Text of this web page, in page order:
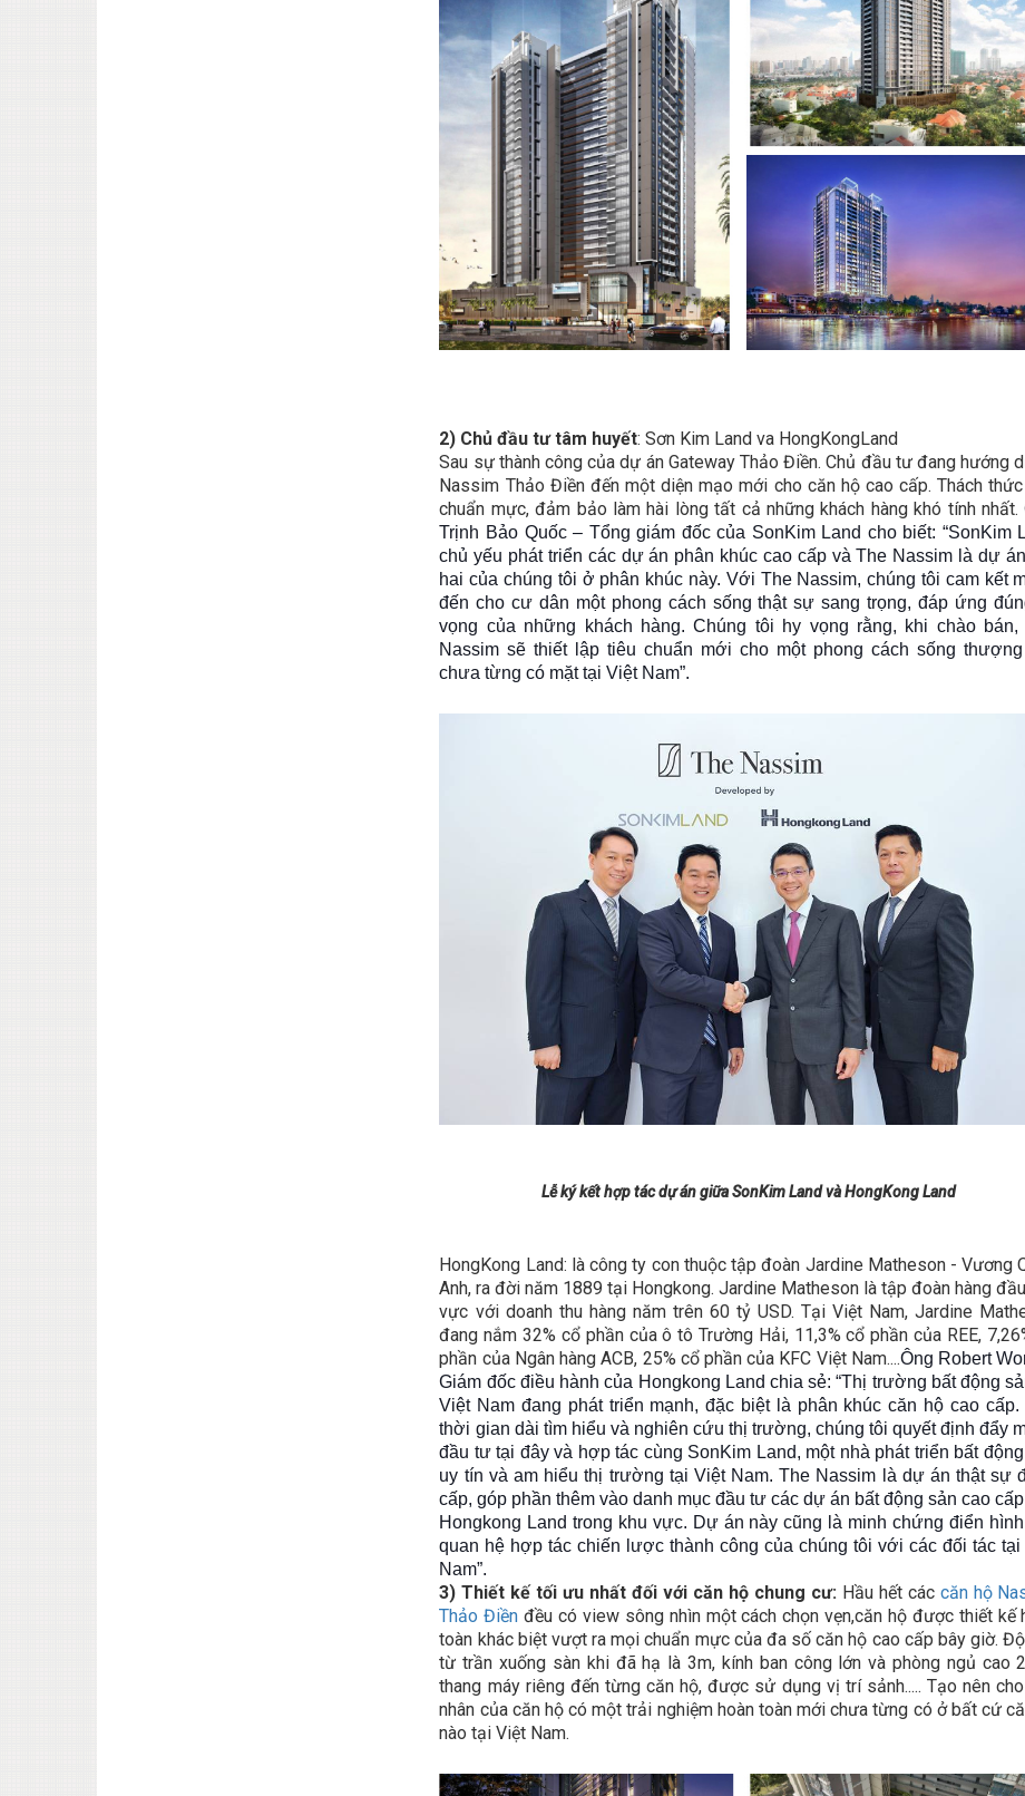
2) Chủ đầu tư tâm huyết: Sơn Kim Land va HongKongLand
Sau sự thành công của dự án Gateway Thảo Điền. Chủ đầu tư đang hướng
Nassim Thảo Điền đến một diện mạo mới cho căn hộ cao cấp. Thách
chuẩn mực, đảm bảo làm hài lòng tất cả những khách hàng khó tính nhất.
Trịnh Bảo Quốc – Tổng giám đốc của SonKim Land cho biết: “SonKim
chủ yếu phát triển các dự án phân khúc cao cấp và The Nassim là dự
hai của chúng tôi ở phân khúc này. Với The Nassim, chúng tôi cam kết
đến cho cư dân một phong cách sống thật sự sang trọng, đáp ứng
vọng của những khách hàng. Chúng tôi hy vọng rằng, khi chào bán,
Nassim sẽ thiết lập tiêu chuẩn mới cho một phong cách sống
chưa từng có mặt tại Việt Nam”.
Lễ ký kết hợp tác dự án giữa SonKim Land và HongKong Land
HongKong Land: là công ty con thuộc tập đoàn Jardine Matheson - Vương
Anh, ra đời năm 1889 tại Hongkong. Jardine Matheson là tập đoàn hàng
vực với doanh thu hàng năm trên 60 tỷ USD. Tại Việt Nam, Jardine
đang nắm 32% cổ phần của ô tô Trường Hải, 11,3% cổ phần của REE,
phần của Ngân hàng ACB, 25% cổ phần của KFC Việt Nam....Ông Robert
Giám đốc điều hành của Hongkong Land chia sẻ: “Thị trường bất động
Việt Nam đang phát triển mạnh, đặc biệt là phân khúc căn hộ cao cấp.
thời gian dài tìm hiểu và nghiên cứu thị trường, chúng tôi quyết định đẩy
đầu tư tại đây và hợp tác cùng SonKim Land, một nhà phát triển bất
uy tín và am hiểu thị trường tại Việt Nam. The Nassim là dự án thật sự
cấp, góp phần thêm vào danh mục đầu tư các dự án bất động sản cao
Hongkong Land trong khu vực. Dự án này cũng là minh chứng điển
quan hệ hợp tác chiến lược thành công của chúng tôi với các đối tác tại
Nam”.
3) Thiết kế tối ưu nhất đối với căn hộ chung cư:Hầu hết các căn hộ
Thảo Điền đều có view sông nhìn một cách chọn vẹn,căn hộ được thiết kế
toàn khác biệt vượt ra mọi chuẩn mực của đa số căn hộ cao cấp bây giờ.
từ trần xuống sàn khi đã hạ là 3m, kính ban công lớn và phòng ngủ cao
thang máy riêng đến từng căn hộ, được sử dụng vị trí sảnh..... Tạo nên
nhân của căn hộ có một trải nghiệm hoàn toàn mới chưa từng có ở bất cứ
nào tại Việt Nam.